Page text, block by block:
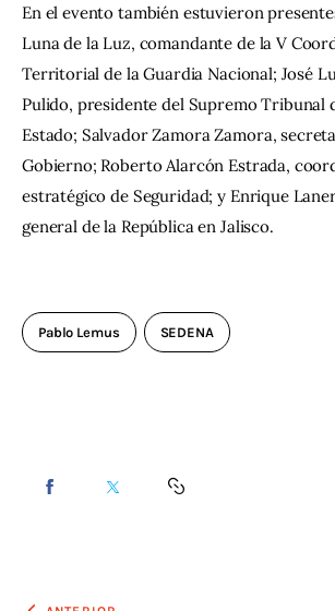
En el evento también estuvieron
Luna de la Luz, comandante de la V
Territorial de la Guardia Nacional; José
Pulido, presidente del Supremo Tribunal
Estado; Salvador Zamora Zamora,
Gobierno; Roberto Alarcón Estrada,
estratégico de Seguridad; y Enrique
general de la República en Jalisco.
Pablo Lemus SEDENA